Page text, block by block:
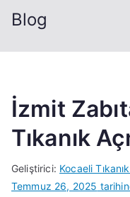
Blog
İzmit
Tıkanık
Geliştirici: Kocaeli
Temmuz 26, 2025